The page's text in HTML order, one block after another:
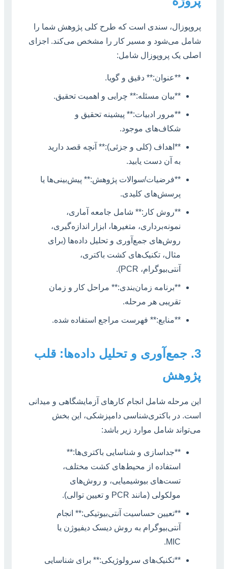
پروپوزال، سندی است که طرح کلی پژوهش شما را
شامل می‌شود و مسیر کار را مشخص می‌کند. اجزای
اصلی یک پروپوزال شامل:
**عنوان:** دقیق و گویا.
**بیان مسئله:** چرایی و اهمیت تحقیق.
**مرور ادبیات:** پیشینه تحقیق و
شکاف‌های موجود.
**اهداف (کلی و جزئی):** آنچه قصد دارید
به آن دست یابید.
**فرضیات/سوالات پژوهش:** پیش‌بینی‌ها یا
پرسش‌های کلیدی.
**روش کار:** شامل جامعه آماری،
نمونه‌برداری، متغیرها، ابزار اندازه‌گیری،
روش‌های جمع‌آوری و تحلیل داده‌ها (برای
مثال، تکنیک‌های کشت باکتری،
آنتی‌بیوگرام، PCR).
**برنامه زمان‌بندی:** مراحل کار و زمان
تقریبی هر مرحله.
**منابع:** فهرست مراجع استفاده شده.
3. جمع‌آوری و تحلیل داده‌ها: قلب
پژوهش
این مرحله شامل انجام کارهای آزمایشگاهی و میدانی
است. در باکتری‌شناسی دامپزشکی، این بخش
می‌تواند شامل موارد زیر باشد:
**جداسازی و شناسایی باکتری‌ها:**
استفاده از محیط‌های کشت مختلف،
تست‌های بیوشیمیایی، و روش‌های
مولکولی (مانند PCR و تعیین توالی).
**تعیین حساسیت آنتی‌بیوتیکی:** انجام
آنتی‌بیوگرام به روش دیسک دیفیوژن یا
MIC.
**تکنیک‌های سرولوژیکی:** برای شناسایی